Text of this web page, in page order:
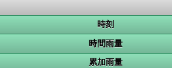
時刻
時間雨量
累加雨量